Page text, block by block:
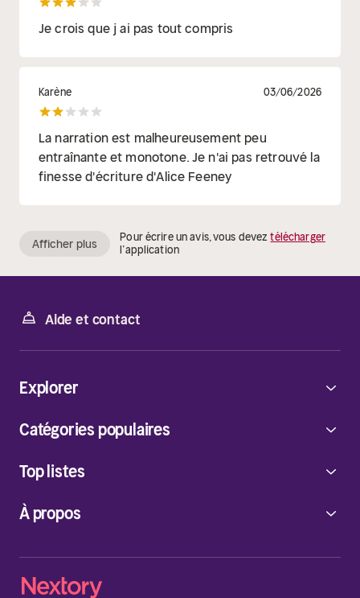
Je crois que j ai pas tout compris
Karène 03/06/2026
La narration est malheureusement peu
entraînante et monotone. Je n'ai pas retrouvé la
finesse d'écriture d'Alice Feeney
Afficher plus Pour écrire un avis, vous deveztélécharger
l’application
Aide et contact
À propos
Explorer
Catégories populaires
Top listes